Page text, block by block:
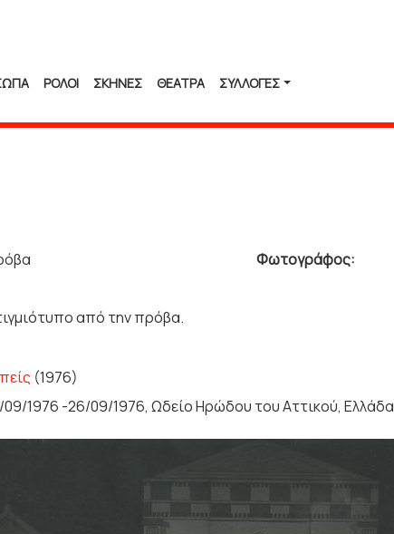
ΡΟΛΟΙ ΣΚΗΝΕΣ ΘΕΑΤΡΑ ΣΥΛΛΟΓΈΣ
Φωτογράφος:
από την πρόβα.
(1976)
09/1976 -26/09/1976, Ωδείο Ηρώδου του Αττικού, Ελλάδα